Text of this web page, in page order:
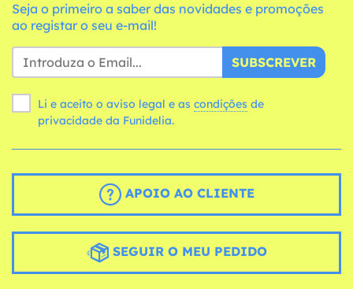
Seja o primeiro a saber das novidades e promoções
ao registar o seu e-mail!
SUBSCREVER
Li e aceito o aviso legal e as condições
privacidade da Funidelia.
APOIO AO CLIENTE
SEGUIR O MEU PEDIDO